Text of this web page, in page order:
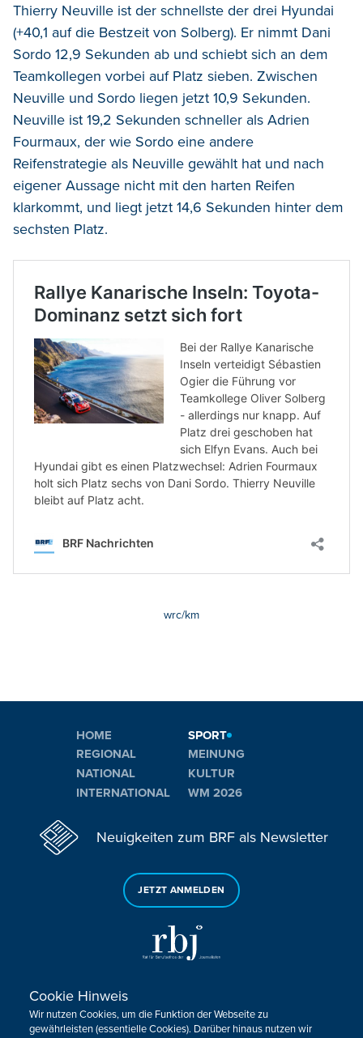
Thierry Neuville ist der schnellste der drei Hyundai
(+40,1 auf die Bestzeit von Solberg). Er nimmt Dani
Sordo 12,9 Sekunden ab und schiebt sich an dem
Teamkollegen vorbei auf Platz sieben. Zwischen
Neuville und Sordo liegen jetzt 10,9 Sekunden.
Neuville ist 19,2 Sekunden schneller als Adrien
Fourmaux, der wie Sordo eine andere
Reifenstrategie als Neuville gewählt hat und nach
eigener Aussage nicht mit den harten Reifen
klarkommt, und liegt jetzt 14,6 Sekunden hinter dem
sechsten Platz.
wrc/km
HOME
REGIONAL
NATIONAL
INTERNATIONAL
SPORT
MEINUNG
KULTUR
WM 2026
Neuigkeiten zum BRF als Newsletter
JETZT ANMELDEN
Sie haben noch Fragen oder Anmerkungen?
KONTAKTIEREN SIE UNS!
Cookie Hinweis
Wir nutzen Cookies, um die Funktion der Webseite zu
gewährleisten (essentielle Cookies). Darüber hinaus nutzen wir